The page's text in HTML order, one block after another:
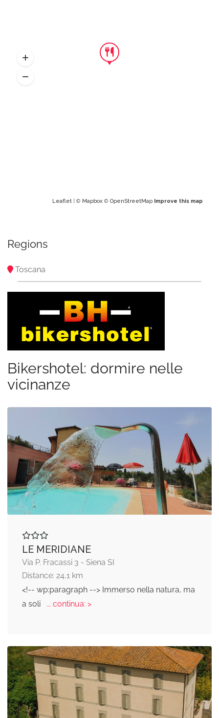
Leaflet | © Mapbox © OpenStreetMap Improve this map
Regions
Toscana
Bikershotel: dormire nelle
vicinanze
LE MERIDIANE
Via P. Fracassi 3 - Siena SI
Distance: 24,1 km
<!-- wp:paragraph --> Immerso nella natura, ma
a soli
... continua: >